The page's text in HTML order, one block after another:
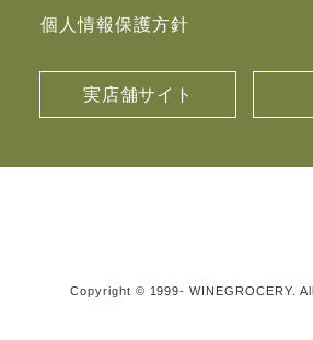
個人情報保護方針
実店舗サイト
Copyright © 1999- WINEGROCERY.